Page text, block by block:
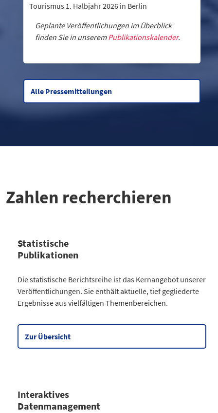
Tourismus 1. Halbjahr 2026 in Berlin
Geplante Veröffentlichungen im Überblick
finden Sie in unseremPublikationskalender.
Alle Pressemitteilungen
Zahlen recherchieren
Statistische
Publikationen
Datentabelle zum Diagramm
Kategorie
Anzahl Publikationen
Bevölkerung 30
Gesellschaft 64
Die statistische Berichtsreihe ist das Kernangebot unserer
Veröffentlichungen. Sie enthält aktuelle, tief gegliederte
Ergebnisse aus vielfältigen Themenbereichen.
Zur Übersicht
Interaktives
Datenmanagement